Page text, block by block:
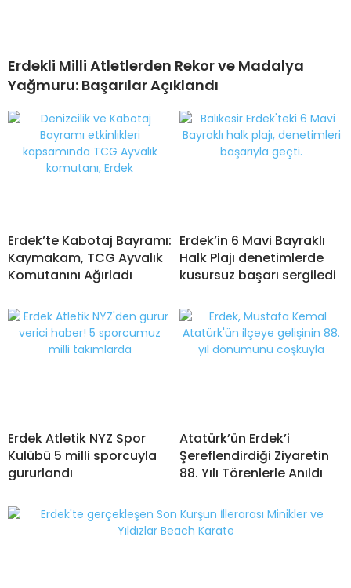
Erdekli Milli Atletlerden Rekor ve Madalya
Yağmuru: Başarılar Açıklandı
Erdek’te Kabotaj Bayramı:
Kaymakam, TCG Ayvalık
Komutanını Ağırladı
Erdek’in 6 Mavi Bayraklı
Halk Plajı denetimlerde
kusursuz başarı sergiledi
Erdek Atletik NYZ Spor
Kulübü 5 milli sporcuyla
gururlandı
Atatürk’ün Erdek’i
Şereflendirdiği Ziyaretin
88. Yılı Törenlerle Anıldı